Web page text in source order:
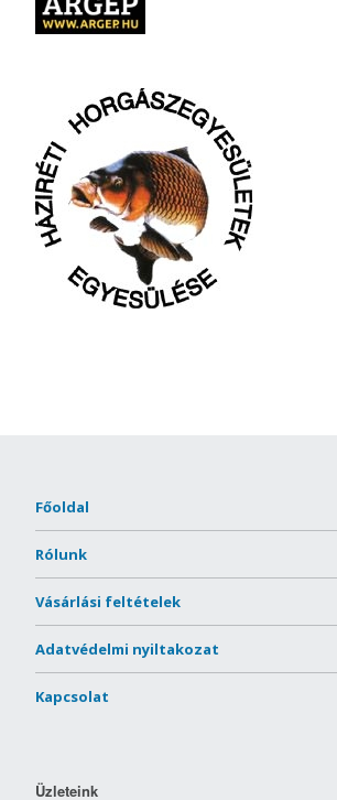
Főoldal
Rólunk
Vásárlási feltételek
Adatvédelmi nyiltakozat
Kapcsolat
Üzleteink